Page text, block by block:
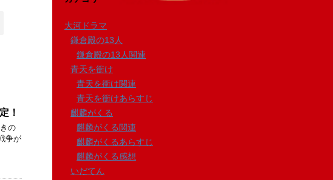
！
の
争が
大河ドラマ
鎌倉殿の13人
鎌倉殿の13人関連
青天を衝け
青天を衝け関連
青天を衝けあらすじ
麒麟がくる
麒麟がくる関連
麒麟がくるあらすじ
麒麟がくる感想
いだてん